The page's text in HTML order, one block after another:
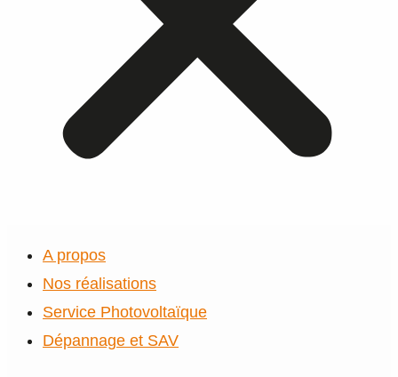
A propos
Nos réalisations
Service Photovoltaïque
Dépannage et SAV